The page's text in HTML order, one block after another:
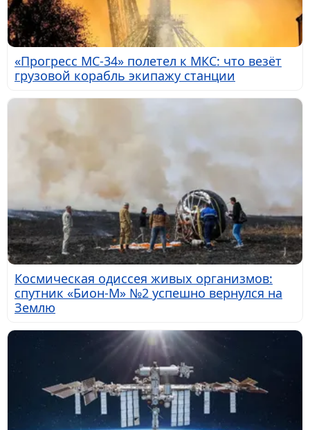
«Прогресс МС-34» полетел к МКС: что везёт
грузовой корабль экипажу станции
Космическая одиссея живых организмов:
спутник «Бион-М» №2 успешно вернулся на
Землю